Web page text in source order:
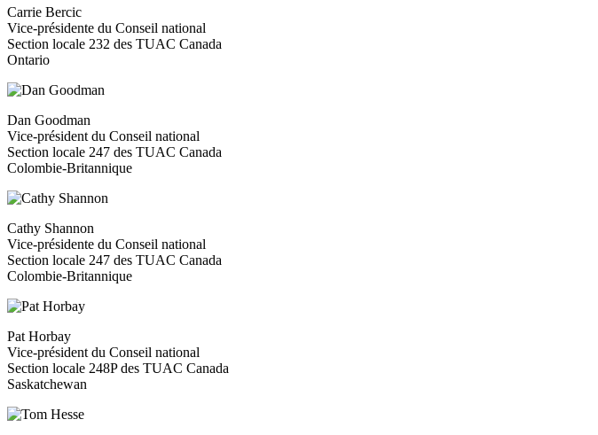
Carrie Bercic
Vice-présidente du Conseil national
Section locale 232 des TUAC Canada
Ontario
Dan Goodman
Vice-président du Conseil national
Section locale 247 des TUAC Canada
Colombie-Britannique
Cathy Shannon
Vice-présidente du Conseil national
Section locale 247 des TUAC Canada
Colombie-Britannique
Pat Horbay
Vice-président du Conseil national
Section locale 248P des TUAC Canada
Saskatchewan